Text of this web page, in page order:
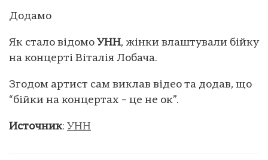
Додамо
Як стало відомо УНН, жінки влаштували бійку
на концерті Віталія Лобача.
Згодом артист сам виклав відео та додав, що
“бійки на концертах – це не ок”.
Источник: УНН